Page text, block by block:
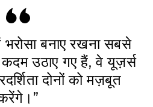
भरोसा बनाए रखना सबसे
उठाए गए हैं, वे यूज़र्स
दोनों को मज़बूत